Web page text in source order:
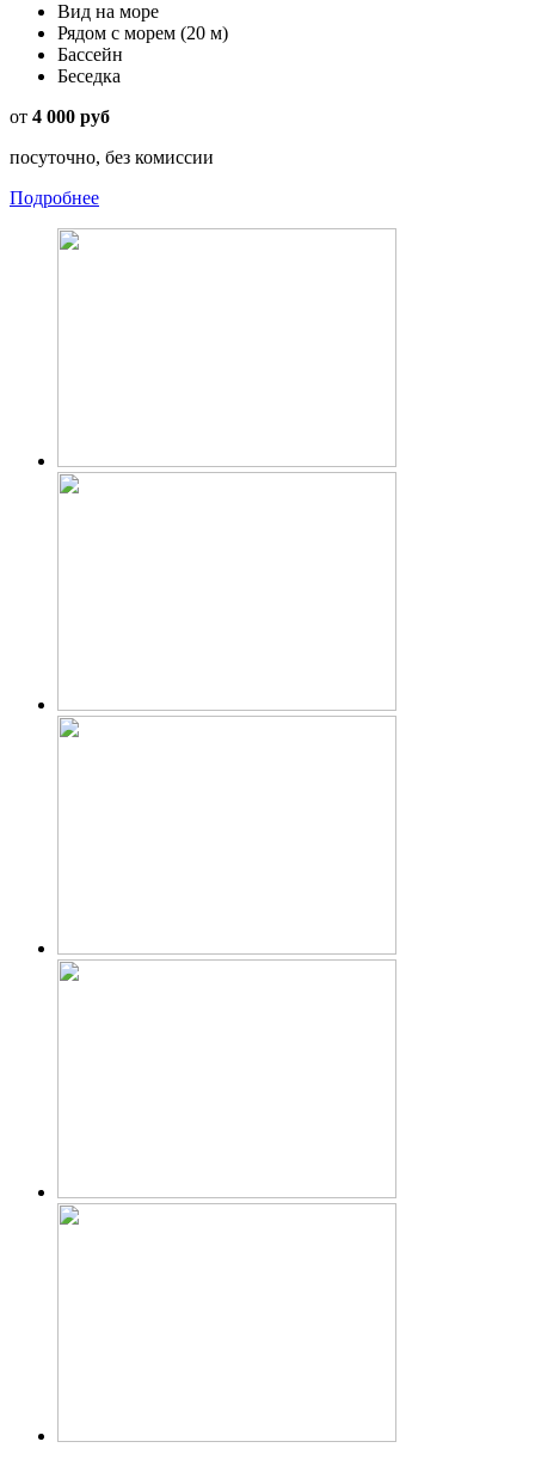
Вид на море
Рядом с морем (20 м)
Бассейн
Беседка
от 4 000 руб
посуточно, без комиссии
Подробнее